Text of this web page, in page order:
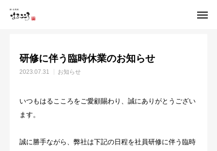
研修に伴う臨時休業のお知らせ
2023.07.31 お知らせ
いつもはるこころをご愛顧賜わり、誠にありがとうござい
ます。
誠に勝手ながら、弊社は下記の日程を社員研修に伴う臨時
トップページ はるこころ便り
代表ご挨拶
会社概要